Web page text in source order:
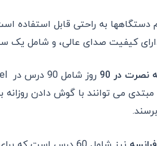
دستگاهها به راحتی قابل
کیفیت صدای عالی، و شامل
در 90 روز شامل 90 درس در
می توانند با گوش دادن